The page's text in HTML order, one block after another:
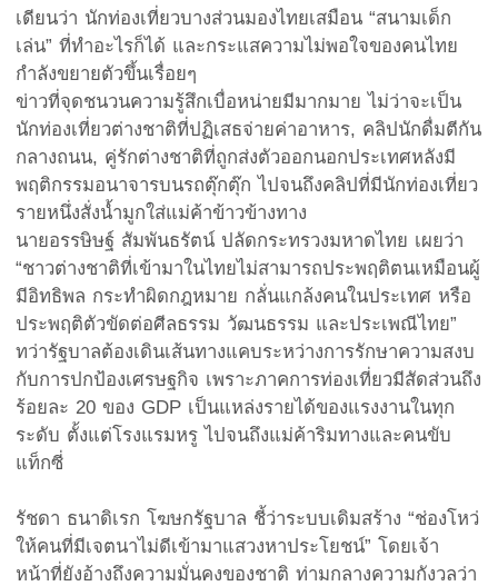
เดียนว่า นักท่องเที่ยวบางส่วนมองไทยเสมือน “สนามเด็ก
เล่น” ที่ทำอะไรก็ได้ และกระแสความไม่พอใจของคนไทย
กำลังขยายตัวขึ้นเรื่อยๆ
ข่าวที่จุดชนวนความรู้สึกเบื่อหน่ายมีมากมาย ไม่ว่าจะเป็น
นักท่องเที่ยวต่างชาติที่ปฏิเสธจ่ายค่าอาหาร, คลิปนักดื่มตีกัน
กลางถนน, คู่รักต่างชาติที่ถูกส่งตัวออกนอกประเทศหลังมี
พฤติกรรมอนาจารบนรถตุ๊กตุ๊ก ไปจนถึงคลิปที่มีนักท่องเที่ยว
รายหนึ่งสั่งน้ำมูกใส่แม่ค้าข้าวข้างทาง
นายอรรษิษฐ์ สัมพันธรัตน์ ปลัดกระทรวงมหาดไทย เผยว่า
“ชาวต่างชาติที่เข้ามาในไทยไม่สามารถประพฤติตนเหมือนผู้
มีอิทธิพล กระทำผิดกฎหมาย กลั่นแกล้งคนในประเทศ หรือ
ประพฤติตัวขัดต่อศีลธรรม วัฒนธรรม และประเพณีไทย”
ทว่ารัฐบาลต้องเดินเส้นทางแคบระหว่างการรักษาความสงบ
กับการปกป้องเศรษฐกิจ เพราะภาคการท่องเที่ยวมีสัดส่วนถึง
ร้อยละ 20 ของ GDP เป็นแหล่งรายได้ของแรงงานในทุก
ระดับ ตั้งแต่โรงแรมหรู ไปจนถึงแม่ค้าริมทางและคนขับ
แท็กซี่
รัชดา ธนาดิเรก โฆษกรัฐบาล ชี้ว่าระบบเดิมสร้าง “ช่องโหว่
ให้คนที่มีเจตนาไม่ดีเข้ามาแสวงหาประโยชน์” โดยเจ้า
หน้าที่ยังอ้างถึงความมั่นคงของชาติ ท่ามกลางความกังวลว่า